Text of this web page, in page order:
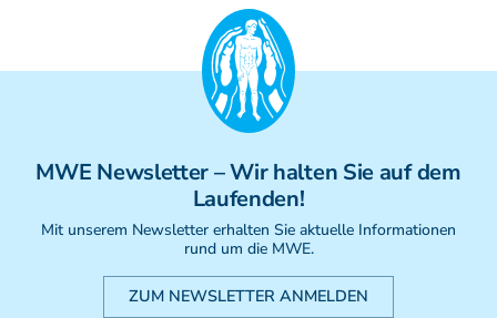
MWE Newsletter– Wir halten Sie auf dem
Laufenden!
Mit unserem Newsletter erhalten Sie aktuelle Informationen
rund um die MWE.
ZUM NEWSLETTER ANMELDEN